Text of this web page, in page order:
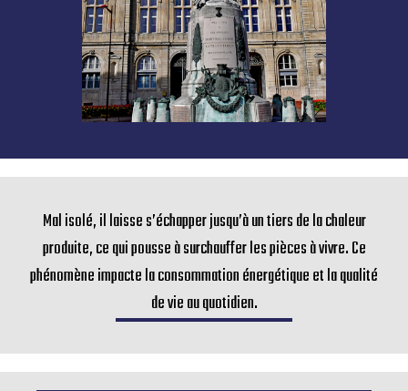
Mal isolé, il laisse s’échapper jusqu’à un tiers de la chaleur
produite, ce qui pousse à surchauffer les pièces à vivre. Ce
phénomène impacte la consommation énergétique et la qualité
de vie au quotidien.